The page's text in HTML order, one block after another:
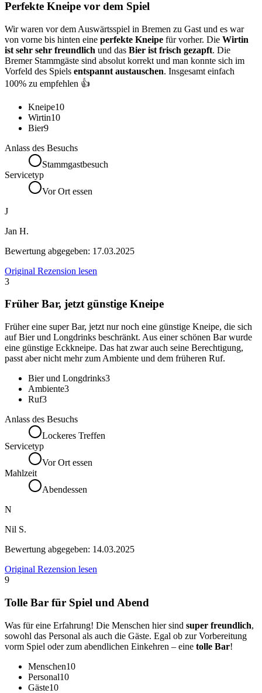
Perfekte Kneipe vor dem Spiel
Wir waren vor dem Auswärtsspiel in Bremen zu Gast und es war
von vorne bis hinten eine perfekte Kneipe für vorher. Die Wirtin
ist sehr sehr freundlich und das Bier ist frisch gezapft. Die
Bremer Stammgäste sind absolut korrekt und man konnte sich im
Vorfeld des Spiels entspannt austauschen. Insgesamt einfach
100% zu empfehlen 👍
Kneipe10
Wirtin10
Bier9
Anlass des Besuchs
Stammgastbesuch
Servicetyp
Vor Ort essen
J
Jan H.
Bewertung abgegeben: 17.03.2025
Original Rezension lesen
3
Früher Bar, jetzt günstige Kneipe
Früher eine super Bar, jetzt nur noch eine günstige Kneipe, die sich
auf Bier und Longdrinks beschränkt. Aus einer schönen Bar wurde
eine günstige Eckkneipe. Das hat zwar auch seine Berechtigung,
passt aber nicht mehr zum Ambiente und dem früheren Ruf.
Bier und Longdrinks3
Ambiente3
Ruf3
Anlass des Besuchs
Lockeres Treffen
Servicetyp
Vor Ort essen
Mahlzeit
Abendessen
N
Nil S.
Bewertung abgegeben: 14.03.2025
Original Rezension lesen
9
Tolle Bar für Spiel und Abend
Was für eine Erfahrung! Die Menschen hier sind super freundlich,
sowohl das Personal als auch die Gäste. Egal ob zur Vorbereitung
vorm Spiel oder zum abendlichen Einkehren – eine tolle Bar!
Menschen10
Personal10
Gäste10